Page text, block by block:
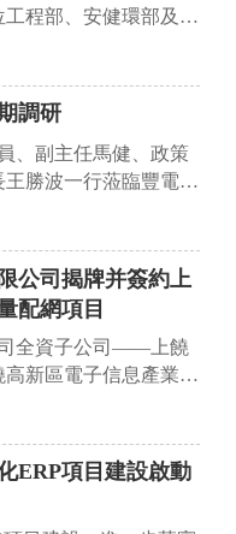
程部、安健環部及各
期擴...
調研
、副主任馬健、政策
勝波一行蒞臨豐電二
、綜...
公司揭牌并簽約上
配網項目
全資子公司——上饒
新區電子信息產業園
豐區...
ERP項目建設啟動